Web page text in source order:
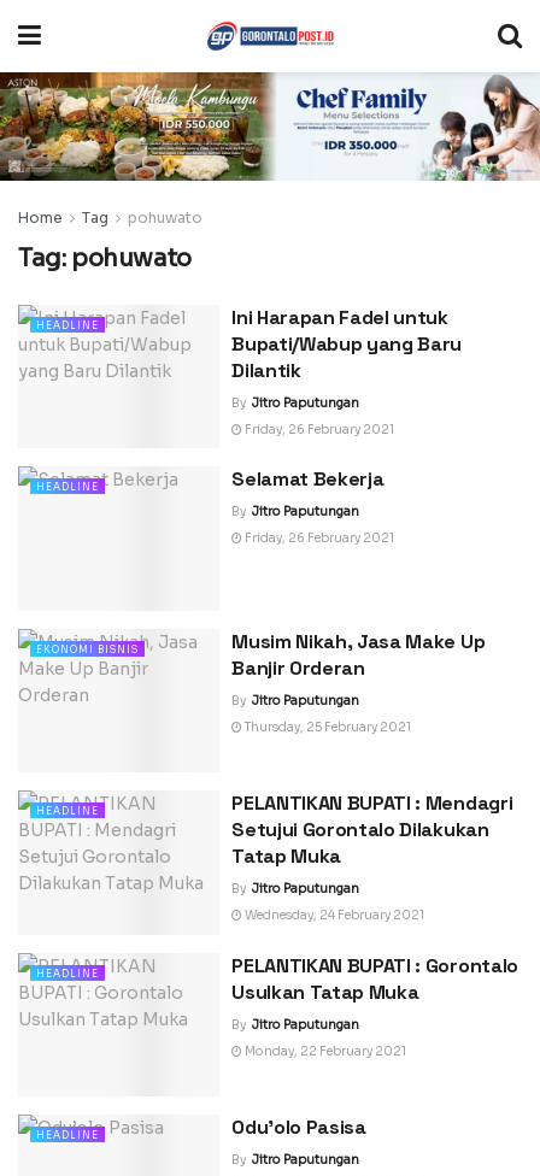
Home Tag pohuwato
Tag: pohuwato
HEADLINE
Ini Harapan Fadel untuk
Bupati/Wabup yang Baru
Dilantik
By Jitro Paputungan
Friday, 26 February 2021
HEADLINE Selamat Bekerja
By Jitro Paputungan
Friday, 26 February 2021
EKONOMI BISNIS
Musim Nikah, Jasa Make Up
Banjir Orderan
By Jitro Paputungan
Thursday, 25 February 2021
HEADLINE
PELANTIKAN BUPATI : Mendagri
Setujui Gorontalo Dilakukan
Tatap Muka
By Jitro Paputungan
Wednesday, 24 February 2021
HEADLINE
PELANTIKAN BUPATI : Gorontalo
Usulkan Tatap Muka
By Jitro Paputungan
Monday, 22 February 2021
HEADLINE Odu’olo Pasisa
By Jitro Paputungan